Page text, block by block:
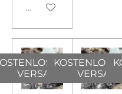
In den Warenkorb
VERSAND
VERSAND